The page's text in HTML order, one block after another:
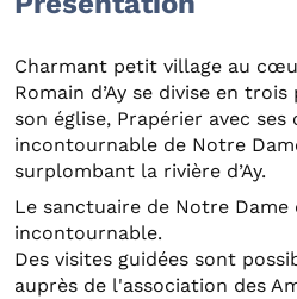
Charmant petit village au
Romain d’Ay se divise en
son église, Prapérier avec
incontournable de Notre
surplombant la rivière d’Ay.
Le sanctuaire de Notre Dame
incontournable.
Des visites guidées sont
auprès de l'association des